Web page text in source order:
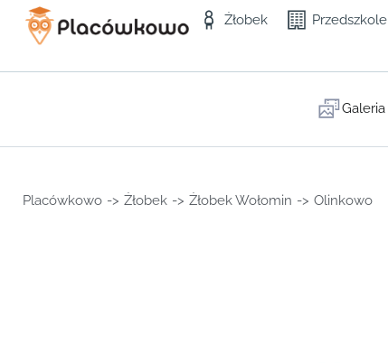
Żłobek Przedszkole
Galeria
Placówkowo -> Żłobek -> Żłobek Wołomin -> Olinkowo